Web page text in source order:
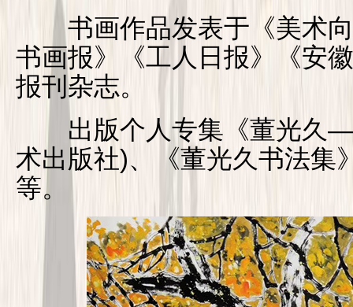
书画作品发表于《美术向
书画报》《工人日报》《安
报刊杂志。
出版个人专集《董光久—
术出版社)、《董光久书法集
等。